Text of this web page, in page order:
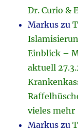
Dr. Curio &
Markus zu
Einblick –
aktuell
vieles mehr
Markus zu